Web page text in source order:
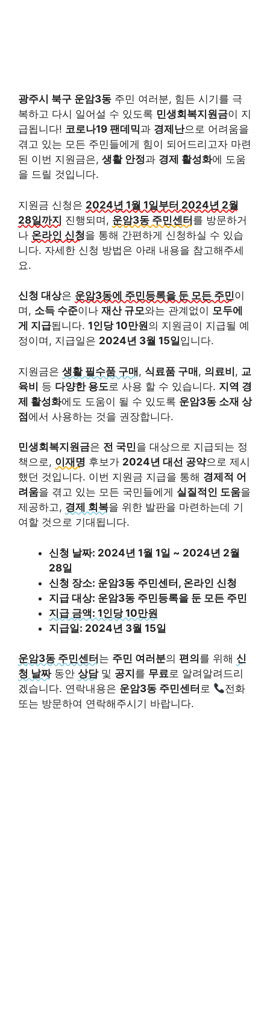
광주시 북구 운암3동 주민 여러분, 힘든 시기를 극
복하고 다시 일어설 수 있도록 민생회복지원금이 지
급됩니다! 코로나19 팬데믹과 경제난으로 어려움을
겪고 있는 모든 주민들에게 힘이 되어드리고자 마련
된 이번 지원금은, 생활 안정과 경제 활성화에 도움
을 드릴 것입니다.
지원금 신청은 2024년 1월 1일부터 2024년 2월
28일까지 진행되며, 운암3동 주민센터를 방문하거
나 온라인 신청을 통해 간편하게 신청하실 수 있습
니다. 자세한 신청 방법은 아래 내용을 참고해주세
요.
신청 대상은 운암3동에 주민등록을 둔 모든 주민이
며, 소득 수준이나 재산 규모와는 관계없이 모두에
게 지급됩니다. 1인당 10만원의 지원금이 지급될 예
정이며, 지급일은 2024년 3월 15일입니다.
지원금은 생활 필수품 구매, 식료품 구매, 의료비, 교
육비 등 다양한 용도 로 사용 할 수 있습니다. 지역 경
제 활성화에도 도움이 될 수 있도록 운암3동 소재 상
점에서 사용하는 것을 권장합니다.
민생회복지원금은 전 국민을 대상으로 지급되는 정
책으로, 이재명 후보가 2024년 대선 공약으로 제시
했던 것입니다. 이번 지원금 지급을 통해 경제적 어
려움을 겪고 있는 모든 국민들에게 실질적인 도움을
제공하고, 경제 회복을 위한 발판을 마련하는데 기
여할 것으로 기대됩니다.
신청 날짜: 2024년 1월 1일 ~ 2024년 2월
28일
신청 장소: 운암3동 주민센터, 온라인 신청
지급 대상: 운암3동 주민등록을 둔 모든 주민
지급 금액: 1인당 10만원
지급일: 2024년 3월 15일
운암3동 주민센터 는 주민 여러분의 편의 를 위해 신
청 날짜동안 상담및 공지 를 무료로 알려알려드리
겠습니다. 연락내용은 운암3동 주민센터 로
전화
또는 방문하여 연락해주시기 바랍니다.